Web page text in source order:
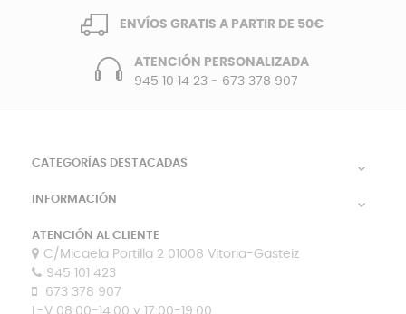
ENVÍOS GRATIS A PARTIR DE 50€
ATENCIÓN PERSONALIZADA
945 10 14 23- 673 378 907
CATEGORÍAS DESTACADAS 
INFORMACIÓN 
ATENCIÓN AL CLIENTE
C/Micaela Portilla 2 01008 Vitoria-Gasteiz
945 101 423
673 378 907
L-V 08:00-14:00 y 17:00-19:00